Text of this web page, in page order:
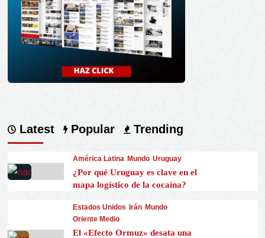
Latest Popular Trending
América Latina Mundo Uruguay
¿Por qué Uruguay es clave en el
mapa logístico de la cocaína?
Estados Unidos Irán Mundo
Oriente Medio
El «Efecto Ormuz» desata una